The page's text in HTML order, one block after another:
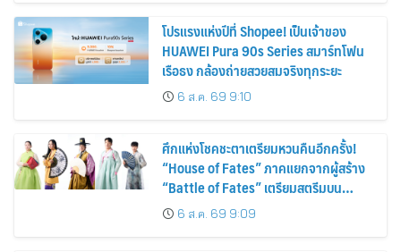
โปรแรงแห่งปีที่ Shopee! เป็นเจ้าของ
HUAWEI Pura 90s Series สมาร์ทโฟน
เรือธง กล้องถ่ายสวยสมจริงทุกระยะ
6 ส.ค. 69 9:10
ศึกแห่งโชคชะตาเตรียมหวนคืนอีกครั้ง!
“House of Fates” ภาคแยกจากผู้สร้าง
“Battle of Fates” เตรียมสตรีมบน
Disney+ ที่นี่ที่เดียว
6 ส.ค. 69 9:09